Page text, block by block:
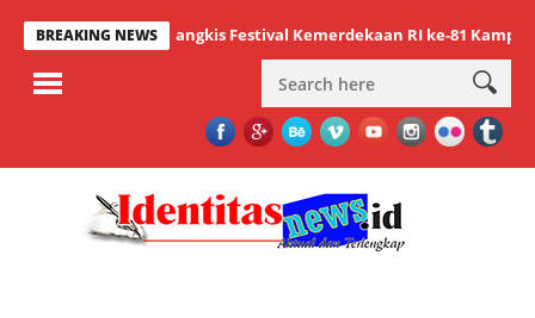
BREAKING NEWS
Final Bulu Tangkis Festival Kemerdekaan RI ke-81 Kampung